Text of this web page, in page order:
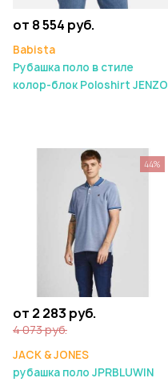
от 8 554 руб.
Babista
Рубашка поло в стиле
колор-блок Poloshirt JENZO
от 2 283 руб.
4 073 руб.
JACK & JONES
рубашка поло JPRBLUWIN
44%